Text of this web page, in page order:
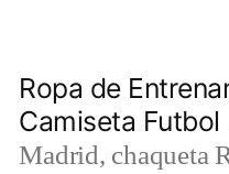
Ropa de
Camiseta Futbol
Madrid, chaqueta